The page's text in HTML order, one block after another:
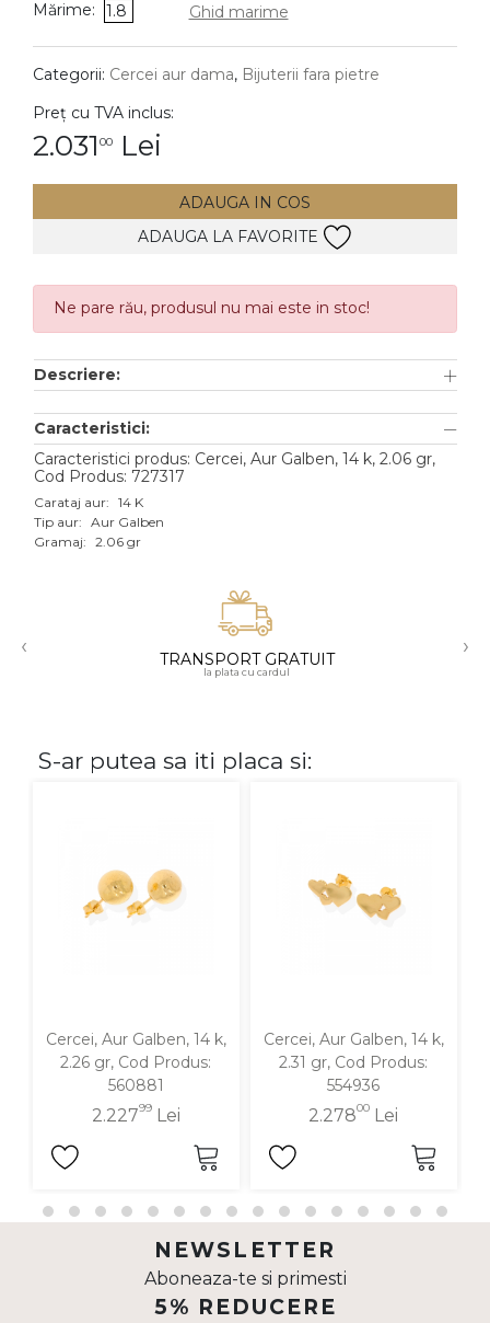
DIAMANTE Vezi toate
Cercei
Accesorii
TIP METAL
Aur galben
Aur alb
Aur roz
Aur mixt
18K
Mărime: 1.8 Ghid marime
Categorii: Cercei aur dama, Bijuterii fara pietre
Preț cu TVA inclus:
2.031 00 Lei
ADAUGA IN COS
ADAUGA LA FAVORITE
Ne pare rău, produsul nu mai este in stoc!
Descriere:
Caracteristici:
Caracteristici produs: Cercei, Aur Galben, 14 k, 2.06 gr,
Cod Produs: 727317
Carataj aur: 14 K
Tip aur: Aur Galben
Gramaj: 2.06 gr
‹ TRANSPORT GRATUIT
la plata cu cardul
›
S-ar putea sa iti placa si:
Cercei, Aur Galben, 14 k,
2.26 gr, Cod Produs:
560881
2.22799Lei
Cercei, Aur Galben, 14 k,
2.31 gr, Cod Produs:
554936
2.27800 Lei
NEWSLETTER
Aboneaza-te si primesti
5% REDUCERE